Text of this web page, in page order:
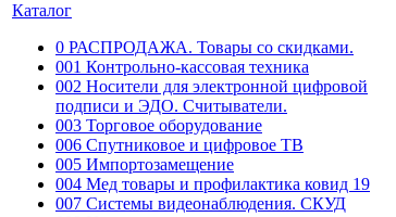
Каталог
0 РАСПРОДАЖА. Товары со скидками.
001 Контрольно-кассовая техника
002 Носители для электронной цифровой
подписи и ЭДО. Считыватели.
003 Торговое оборудование
006 Спутниковое и цифровое ТВ
005 Импортозамещение
004 Мед товары и профилактика ковид 19
007 Системы видеонаблюдения. СКУД